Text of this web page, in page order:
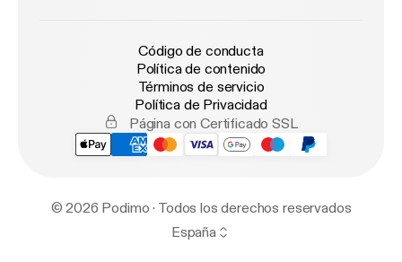
Código de conducta
Política de contenido
Términos de servicio
Política de Privacidad
Página con Certificado SSL
© 2026 Podimo · Todos los derechos reservados
España